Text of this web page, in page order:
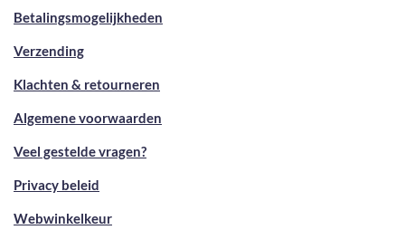
Betalingsmogelijkheden
Verzending
Klachten & retourneren
Algemene voorwaarden
Veel gestelde vragen?
Privacy beleid
Webwinkelkeur